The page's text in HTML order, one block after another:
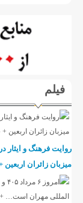
فیلم
روایت فرهنگ و ایثار
میزبان زائران اربعین